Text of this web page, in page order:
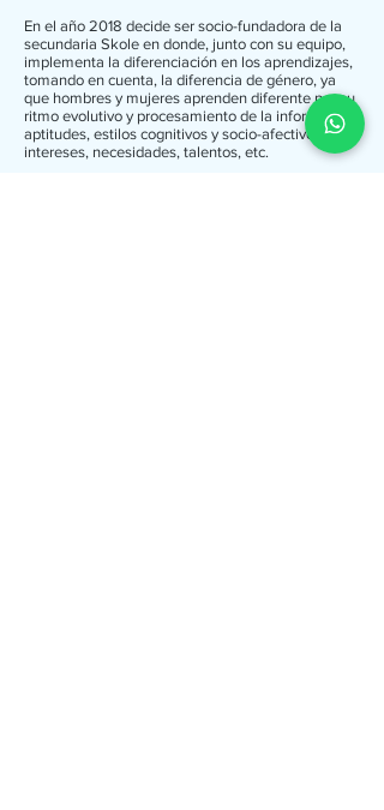
En el año 2018 decide ser socio-fundadora de la
secundaria Skole en donde, junto con su equipo,
implementa la diferenciación en los aprendizajes,
tomando en cuenta, la diferencia de género, ya
que hombres y mujeres aprenden diferente por su
ritmo evolutivo y procesamiento de la información,
aptitudes, estilos cognitivos y socio-afectivos,
intereses, necesidades, talentos, etc.